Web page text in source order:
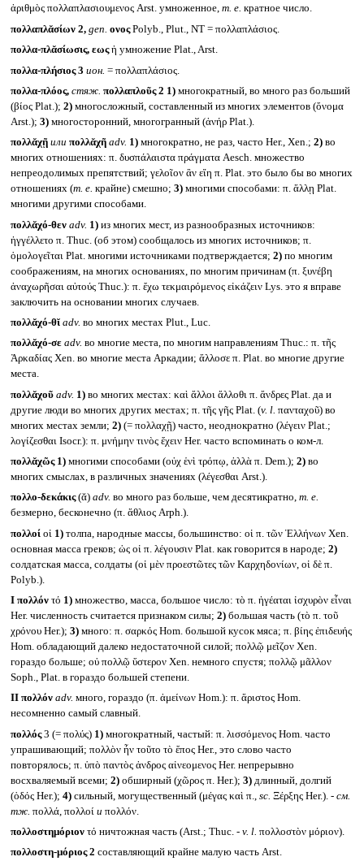
ἀριθμὸς πολλαπλασιουμενος Arst. умноженное,т. е. кратное число.
πολλαπλᾰσίων 2, gen. ονοςPolyb., Plut., NT = πολλαπλάσιος.
πολλα-πλᾰσίωσις, εωςἡ умножение Plat., Arst.
πολλα-πλήσιος 3 ион. = πολλαπλάσιος.
πολλα-πλόος, стяж. πολλαπλοῦς 2 1)многократный, во много раз больший
(βίος Plat.); 2)многосложный, составленный из многих элементов (ὄνομα
Arst.); 3)многосторонний, многогранный (ἀνήρ Plat.).
πολλᾰχῇ или πολλᾰχῆ adv. 1)многократно, не раз, часто Her., Xen.; 2)во
многих отношениях: π. δυσπάλαιστα πράγματα Aesch. множество
непреодолимых препятствий; γελοῖον ἂν εἴη π. Plat. это было бы во многих
отношениях (т. е. крайне) смешно; 3)многими способами: π. ἄλλῃ Plat.
многими другими способами.
πολλᾰχό-θεν adv. 1)из многих мест, из разнообразных источников:
ἠγγέλλετο π. Thuc. (об этом) сообщалось из многих источников; π.
ὁμολογεῖται Plat. многими источниками подтверждается; 2)по многим
соображениям, на многих основаниях, по многим причинам (π. ξυνέβη
ἀναχωρῆσαι αὐτούς Thuc.): π. ἔχω τεκμαιρόμενος εἰκάζειν Lys. это я вправе
заключить на основании многих случаев.
πολλᾰχό-θῐ adv. во многих местах Plut., Luc.
πολλᾰχό-σε adv. во многие места, по многим направлениям Thuc.: π. τῆς
Ἀρκαδίας Xen. во многие места Аркадии; ἄλλοσε π. Plat. во многие другие
места.
πολλᾰχοῦ adv. 1)во многих местах: καὶ ἄλλοι ἄλλοθι π. ἄνδρες Plat. да и
другие люди во многих других местах; π. τῆς γῆς Plat. (v. l. πανταχοῦ) во
многих местах земли; 2)(= πολλαχῇ) часто, неоднократно (λέγειν Plat.;
λογίζεσθαι Isocr.): π. μνήμην τινὸς ἔχειν Her. часто вспоминать о ком-л.
πολλᾰχῶς 1)многими способами (οὐχ ἑνὶ τρόπῳ, ἀλλὰ π. Dem.); 2)во
многих смыслах, в различных значениях (λέγεσθαι Arst.).
πολλο-δεκάκις(ᾰ) adv. во много раз больше, чем десятикратно, т. е.
безмерно, бесконечно (π. ἄθλιος Arph.).
πολλοί οἱ 1)толпа, народные массы, большинство: οἱ π. τῶν Ἑλλήνων Xen.
основная масса греков; ὡς οἱ π. λέγουσιν Plat. как говорится в народе; 2)
солдатская масса, солдаты (οἱ μὲν προεστῶτες τῶν Καρχηδονίων, οἱ δὲ π.
Polyb.).
I πολλόν τό 1)множество, масса, большое число: τὸ π. ἡγέαται ἰσχυρὸν εἶναι
Her. численность считается признаком силы; 2)большая часть (τὸ π. τοῦ
χρόνου Her.); 3)много: π. σαρκός Hom. большой кусок мяса; π. βίης ἐπιδευής
Hom. обладающий далеко недостаточной силой; πολλῷ μεῖζον Xen.
гораздо больше; οὐ πολλῷ ὕστερον Xen. немного спустя; πολλῷ μᾶλλον
Soph., Plat. в гораздо большей степени.
II πολλόν adv. много, гораздо (π. ἀμείνων Hom.): π. ἄριστος Hom.
несомненно самый славный.
πολλός3 (= πολύς) 1)многократный, частый: π. λισσόμενος Hom. часто
упрашивающий; πολλὸν ἦν τοῦτο τὸ ἔπος Her., это слово часто
повторялось; π. ὑπὸ παντὸς ἀνδρος αἰνεομενος Her. непрерывно
восхваляемый всеми; 2)обширный (χῶρος π. Her.); 3)длинный, долгий
(ὁδός Her.); 4)сильный, могущественный (μέγας καὶ π., sc. Ξέρξης Her.). - см.
тж. πολλά, πολλοί и πολλόν.
πολλοστημόριον τό ничтожная часть (Arst.; Thuc. - v. l. πολλοστὸν μόριον).
πολλοστη-μόριος 2 составляющий крайне малую часть Arst.